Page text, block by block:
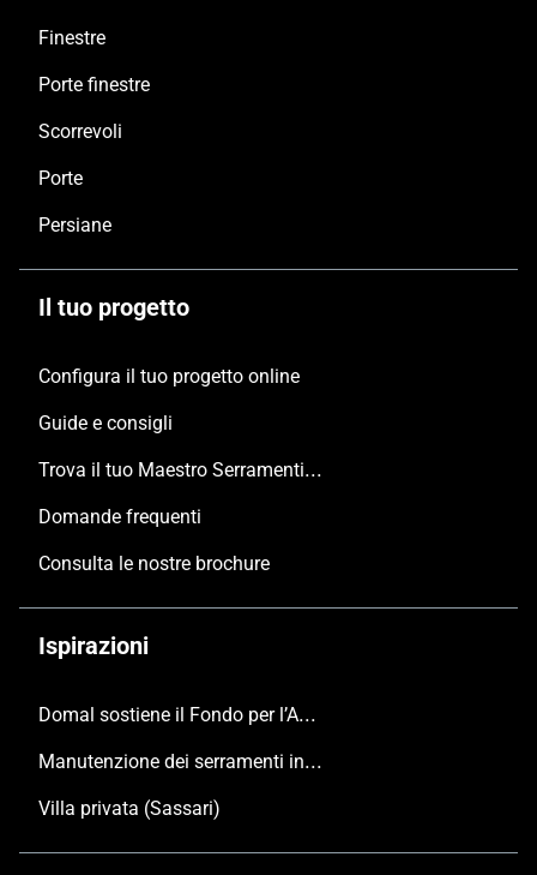
Finestre
Porte finestre
Scorrevoli
Porte
Persiane
Il tuo progetto
Configura il tuo progetto online
Guide e consigli
Trova il tuo Maestro Serramentista Domal
Domande frequenti
Consulta le nostre brochure
Ispirazioni
Domal sostiene il Fondo per l’Ambiente Italiano anche per le Giornate FAI di Primavera 2024
Manutenzione dei serramenti in alluminio
Villa privata (Sassari)